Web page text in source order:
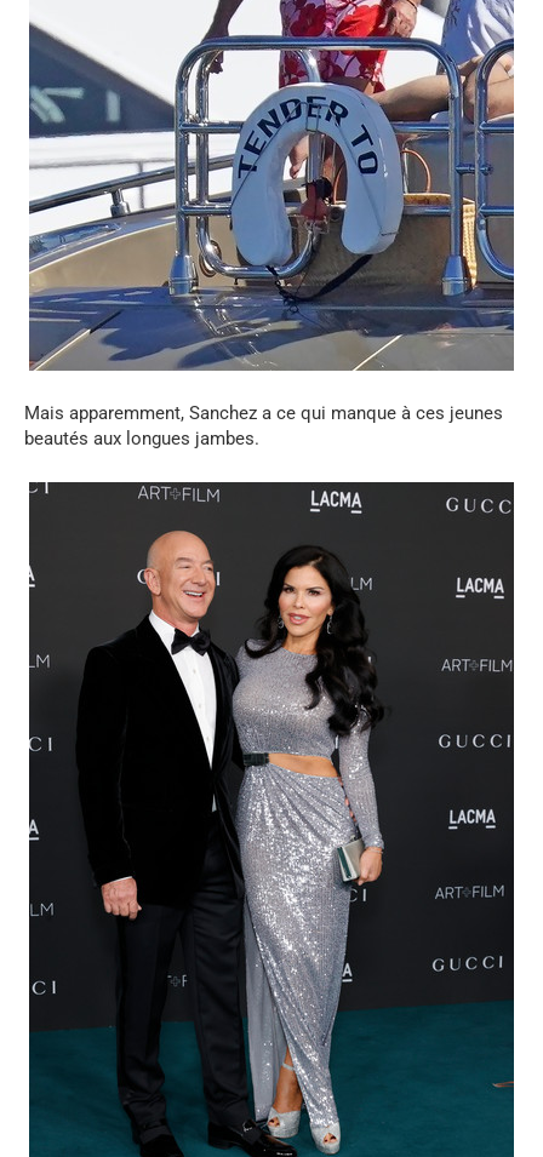
Mais apparemment, Sanchez a ce qui manque à ces jeunes
beautés aux longues jambes.